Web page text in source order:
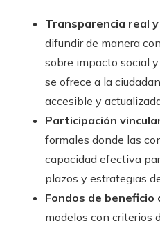
Transparencia real
difundir de manera
sobre impacto social
se ofrece a la
accesible y
Participación
formales donde las
capacidad efectiva
plazos y estrategias
Fondos de beneficio
modelos con criterios